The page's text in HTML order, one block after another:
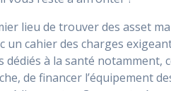
lieu de trouver des asset
un cahier des charges
à la santé notamment,
de financer l’équipement